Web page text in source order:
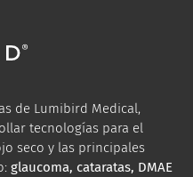
de Lumibird Medical,
tecnologías para el
seco y las principales
glaucoma, cataratas, DMAE